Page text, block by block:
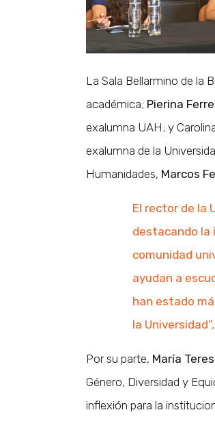
La Sala Bellarmino de la
académica; Pierina
exalumna UAH; y
exalumna de la
Humanidades, Marcos
El rector de la
destacando la
comunidad
ayudan a
han estado
la
Por su parte, María
Género, Diversidad y
inflexión para la